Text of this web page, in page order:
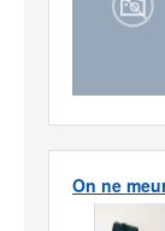
On ne